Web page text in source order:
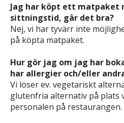
Jag har köpt ett matpaket
sittningstid, går det bra?
Nej, vi har tyvärr inte
på köpta matpaket.
Hur gör jag om jag har
har allergier och/eller
Vi löser ev. vegetariskt
glutenfria alternativ på plats
personalen på restaurangen.